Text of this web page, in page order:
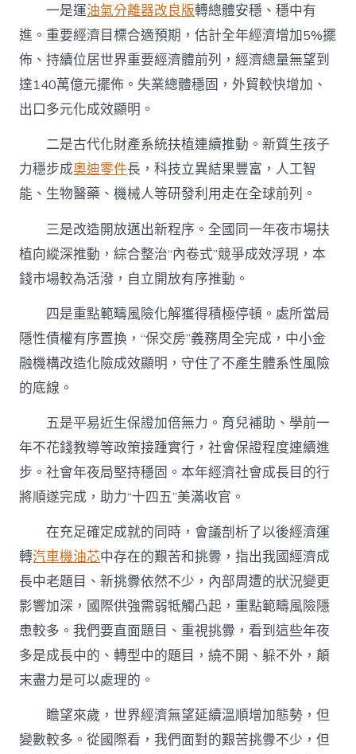
年
中
心
經
濟
任
議
精
力〉
中
一是運油氣分離器改良版轉總體安穩、穩中有
進。重要經濟目標合適預期，估計全年經濟增加5%擺
佈、持續位居世界重要經濟體前列，經濟總量無望到
達140萬億元擺佈。失業總體穩固，外貿較快增加、
出口多元化成效顯明。
二是古代化財產系統扶植連續推動。新質生孩子
力穩步成奧迪零件長，科技立異結果豐富，人工智
能、生物醫藥、機械人等研發利用走在全球前列。
三是改造開放邁出新程序。全國同一年夜市場扶
植向縱深推動，綜合整治“內卷式”競爭成效浮現，本
錢市場較為活潑，自立開放有序推動。
四是重點範疇風險化解獲得積極停頓。處所當局
隱性債權有序置換，“保交房”義務周全完成，中小金
融機構改造化險成效顯明，守住了不產生體系性風險
的底線。
五是平易近生保證加倍無力。育兒補助、學前一
年不花錢教導等政策接踵實行，社會保證程度連續進
步。社會年夜局堅持穩固。本年經濟社會成長目的行
將順遂完成，助力“十四五”美滿收官。
在充足確定成就的同時，會議剖析了以後經濟運
轉汽車機油芯中存在的艱苦和挑釁，指出我國經濟成
長中老題目、新挑釁依然不少，內部周遭的狀況變更
影響加深，國際供強需弱牴觸凸起，重點範疇風險隱
患較多。我們要直面題目、重視挑釁，看到這些年夜
多是成長中的、轉型中的題目，繞不開、躲不外，顛
末盡力是可以處理的。
瞻望來歲，世界經濟無望延續溫順增加態勢，但
變數較多。從國際看，我們面對的艱苦挑釁不少，但